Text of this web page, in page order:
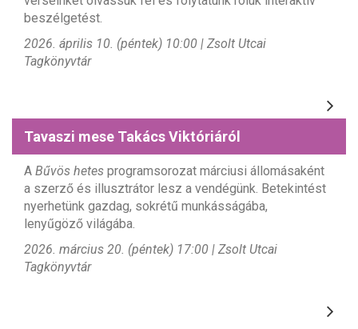
beszélgetést.
2026. április 10. (péntek) 10:00 | Zsolt Utcai
Tagkönyvtár
Tavaszi mese Takács Viktóriáról
A Bűvös hetes programsorozat márciusi állomásaként
a szerző és illusztrátor lesz a vendégünk. Betekintést
nyerhetünk gazdag, sokrétű munkásságába,
lenyűgöző világába.
2026. március 20. (péntek) 17:00 | Zsolt Utcai
Tagkönyvtár